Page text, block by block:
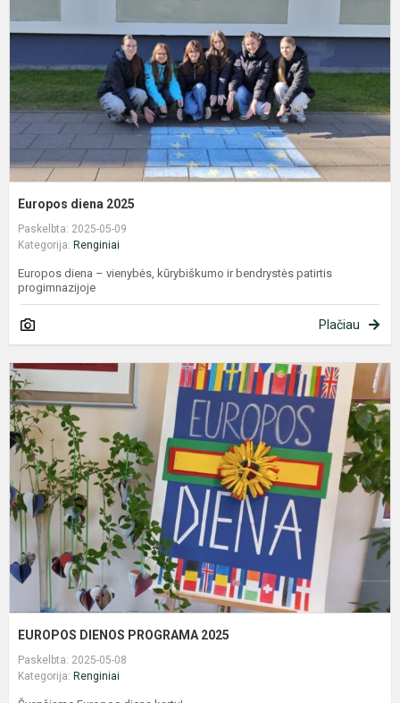
Europos diena 2025
Paskelbta: 2025-05-09
Kategorija: Renginiai
Europos diena – vienybės, kūrybiškumo ir bendrystės patirtis
progimnazijoje
Plačiau
EUROPOS DIENOS PROGRAMA 2025
Paskelbta: 2025-05-08
Kategorija: Renginiai